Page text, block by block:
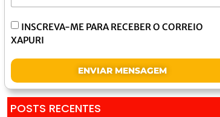
INSCREVA-ME PARA RECEBER O CORREIO
XAPURI
ENVIAR MENSAGEM
POSTS RECENTES